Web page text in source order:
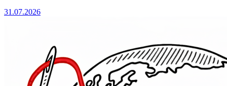
31.07.2026